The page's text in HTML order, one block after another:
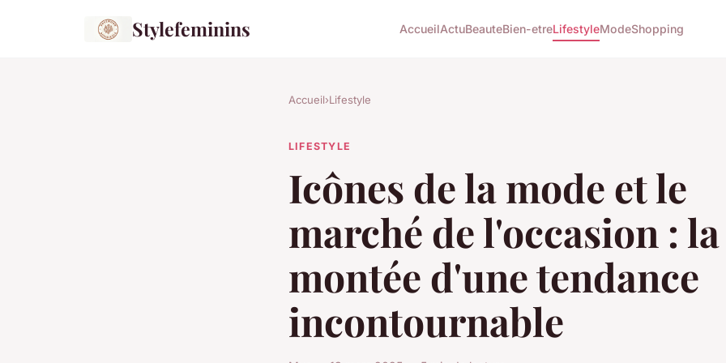
Stylefeminins AccueilActuBeauteBien-etreLifestyleModeShopping
Accueil›Lifestyle
LIFESTYLE
Icônes de la mode et le
marché de l'occasion : la
montée d'une tendance
incontournable